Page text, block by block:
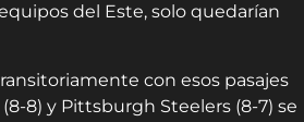
del Este, solo quedarían
con esos pasajes
8) y Pittsburgh Steelers (8-7) se